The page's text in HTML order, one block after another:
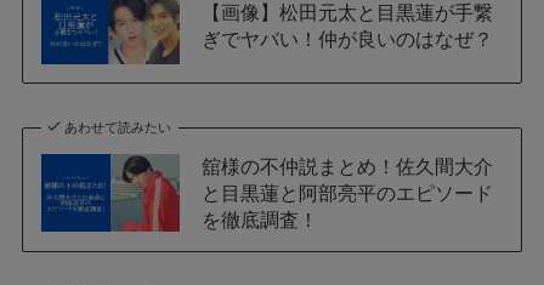
【画像】松田元太と目黒蓮が手繋
ぎでヤバい！仲が良いのはなぜ？
あわせて読みたい
舘様の不仲説まとめ！佐久間大介
と目黒蓮と阿部亮平のエピソード
を徹底調査！